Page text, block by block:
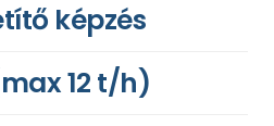
képzés
12 t/h)